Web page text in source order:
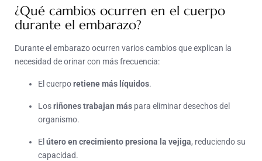
¿Qué cambios ocurren en el cuerpo
durante el embarazo?
Durante el embarazo ocurren varios cambios que explican la
necesidad de orinar con más frecuencia:
El cuerporetiene más líquidos.
Losriñones trabajan más para eliminar desechos del
organismo.
El útero en crecimiento presiona la vejiga, reduciendo su
capacidad.